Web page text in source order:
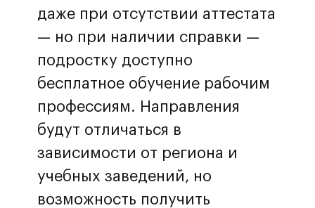
даже при отсутствии аттестата
— но при наличии справки —
подростку доступно
бесплатное обучение рабочим
профессиям. Направления
будут отличаться в
зависимости от региона и
учебных заведений, но
возможность получить